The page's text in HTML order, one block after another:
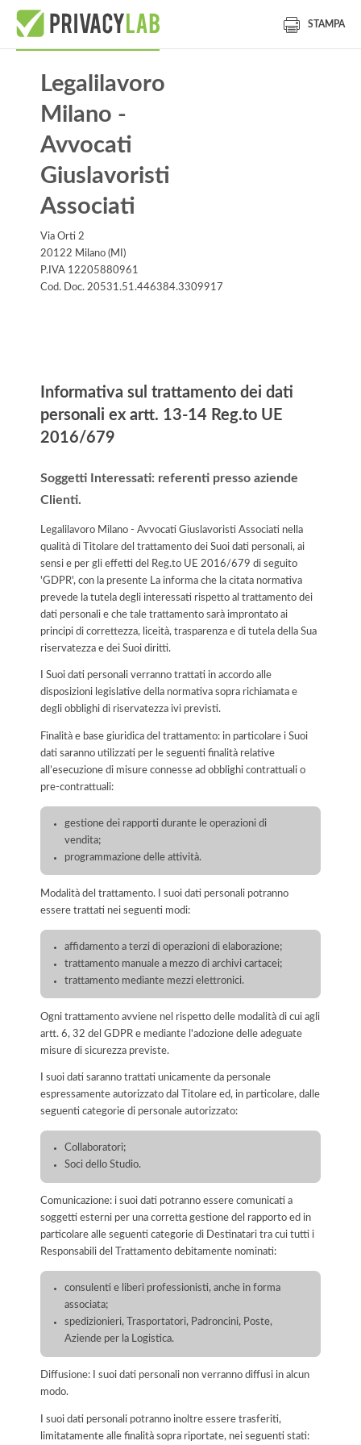
STAMPA
Legalilavoro
Milano -
Avvocati
Giuslavoristi
Associati
Via Orti 2
20122 Milano (MI)
P.IVA 12205880961
Cod. Doc. 20531.51.446384.3309917
Informativa sul trattamento dei dati
personali ex artt. 13-14 Reg.to UE
2016/679
Soggetti Interessati: referenti presso aziende
Clienti.
Legalilavoro Milano - Avvocati Giuslavoristi Associati nella
qualità di Titolare del trattamento dei Suoi dati personali, ai
sensi e per gli effetti del Reg.to UE 2016/679 di seguito
'GDPR', con la presente La informa che la citata normativa
prevede la tutela degli interessati rispetto al trattamento dei
dati personali e che tale trattamento sarà improntato ai
principi di correttezza, liceità, trasparenza e di tutela della Sua
riservatezza e dei Suoi diritti.
I Suoi dati personali verranno trattati in accordo alle
disposizioni legislative della normativa sopra richiamata e
degli obblighi di riservatezza ivi previsti.
Finalità e base giuridica del trattamento: in particolare i Suoi
dati saranno utilizzati per le seguenti finalità relative
all’esecuzione di misure connesse ad obblighi contrattuali o
pre-contrattuali:
gestione dei rapporti durante le operazioni di
vendita;
programmazione delle attività.
Modalità del trattamento. I suoi dati personali potranno
essere trattati nei seguenti modi:
affidamento a terzi di operazioni di elaborazione;
trattamento manuale a mezzo di archivi cartacei;
trattamento mediante mezzi elettronici.
Ogni trattamento avviene nel rispetto delle modalità di cui agli
artt. 6, 32 del GDPR e mediante l'adozione delle adeguate
misure di sicurezza previste.
I suoi dati saranno trattati unicamente da personale
espressamente autorizzato dal Titolare ed, in particolare, dalle
seguenti categorie di personale autorizzato:
Collaboratori;
Soci dello Studio.
Comunicazione: i suoi dati potranno essere comunicati a
soggetti esterni per una corretta gestione del rapporto ed in
particolare alle seguenti categorie di Destinatari tra cui tutti i
Responsabili del Trattamento debitamente nominati:
consulenti e liberi professionisti, anche in forma
associata;
spedizionieri, Trasportatori, Padroncini, Poste,
Aziende per la Logistica.
Diffusione: I suoi dati personali non verranno diffusi in alcun
modo.
I suoi dati personali potranno inoltre essere trasferiti,
limitatamente alle finalità sopra riportate, nei seguenti stati: